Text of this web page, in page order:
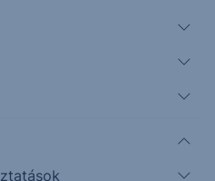
hozott strukturált